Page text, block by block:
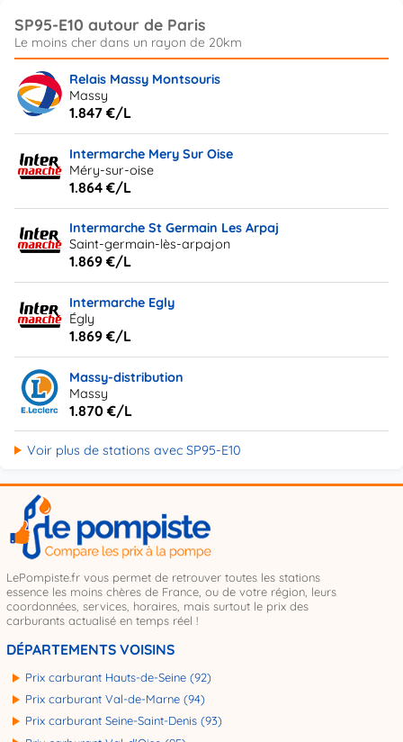
SP95-E10 autour de Paris
Relais Massy Montsouris
Massy
1.847 €/L
Intermarche Mery Sur Oise
Méry-sur-oise
1.864 €/L
Intermarche St Germain Les Arpaj
Saint-germain-lès-arpajon
1.869 €/L
Intermarche Egly
Égly
1.869 €/L
Massy-distribution
Massy
1.870 €/L
Voir plus de stations avec SP95-E10
LePompiste.fr vous permet de retrouver toutes les stations
essence les moins chères de France, ou de votre région, leurs
coordonnées, services, horaires, mais surtout le prix des
carburants actualisé en temps réel !
DÉPARTEMENTS VOISINS
Prix carburant Hauts-de-Seine (92)
Prix carburant Val-de-Marne (94)
Prix carburant Seine-Saint-Denis (93)